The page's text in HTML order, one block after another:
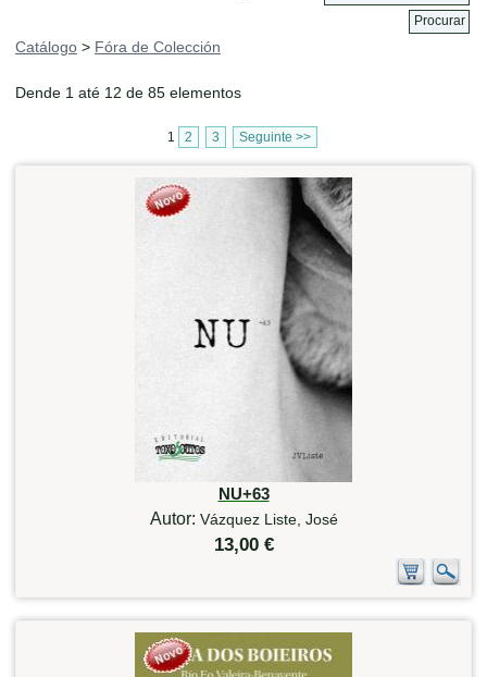
Catálogo > Fóra de Colección
Dende 1 até 12 de 85 elementos
1 2 3 Seguinte >>
NU+63
Autor: Vázquez Liste, José
13,00 €